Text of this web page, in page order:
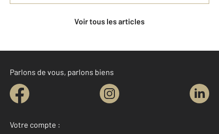
Voir tous les articles
Parlons de vous, parlons biens
Votre compte :